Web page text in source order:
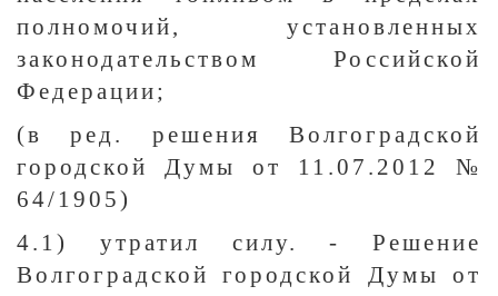
полномочий, установленных
законодательством Российской
Федерации;
(в ред. решения Волгоградской
городской Думы от 11.07.2012 №
64/1905)
4.1) утратил силу. - Решение
Волгоградской городской Думы от